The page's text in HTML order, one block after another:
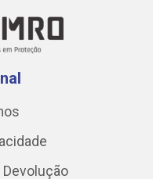
Devolução